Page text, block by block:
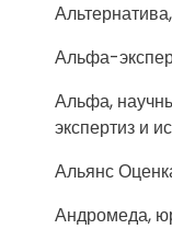
Альфа-
Альфа,
экспертиз и
Альянс
Андромеда,